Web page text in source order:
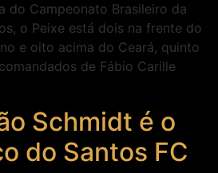
do Campeonato Brasileiro da
o Peixe está dois na frente do
e oito acima do Ceará, quinto
de Fábio Carille
Schmidt é o
do Santos FC